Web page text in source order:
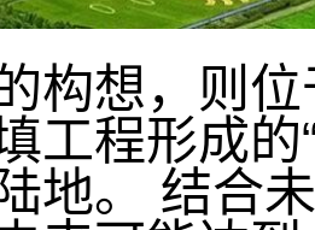
构想，则
工程形成的
地。 结合